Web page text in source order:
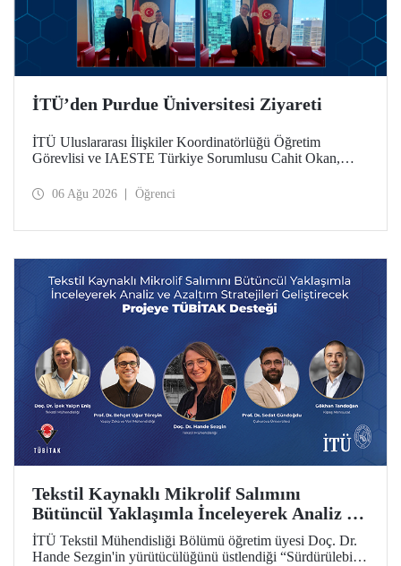
İTÜ’den Purdue Üniversitesi Ziyareti
İTÜ Uluslararası İlişkiler Koordinatörlüğü Öğretim
Görevlisi ve IAESTE Türkiye Sorumlusu Cahit Okan,
Temmuz tarihlerinde ABD’de dünyanın önde gelen
06 Ağu 2026 Öğrenci
Tekstil Kaynaklı Mikrolif Salımını
Bütüncül Yaklaşımla İnceleyerek Analiz ve
Azaltım Stratejileri Geliştirecek Projeye
TÜBİTAK Desteği
İTÜ Tekstil Mühendisliği Bölümü öğretim üyesi Doç. Dr.
Hande Sezgin'in yürütücülüğünü üstlendiği “Sürdürülebilir